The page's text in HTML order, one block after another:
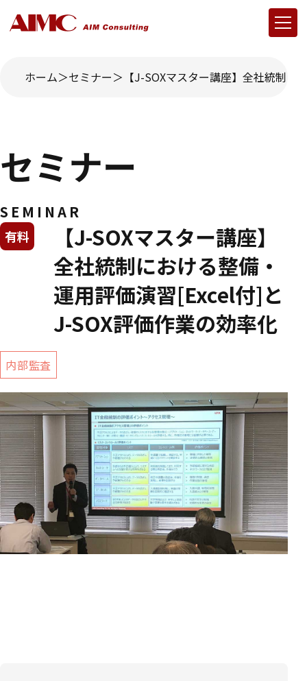
ホーム セミナー 【J-SOXマスター講座】全社統制
セミナー
SEMINAR
【J-SOXマスター講座】
全社統制における整備・
運用評価演習[Excel付]と
J-SOX評価作業の効率化
有料
内部監査